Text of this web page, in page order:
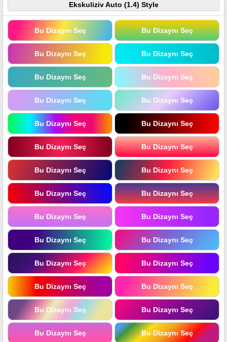
Ekskuliziv Auto (1.4) Style
Bu Dizaynı Seç Bu Dizaynı Seç
Bu Dizaynı Seç Bu Dizaynı Seç
Bu Dizaynı Seç Bu Dizaynı Seç
Bu Dizaynı Seç Bu Dizaynı Seç
Bu Dizaynı Seç Bu Dizaynı Seç
Bu Dizaynı Seç Bu Dizaynı Seç
Bu Dizaynı Seç Bu Dizaynı Seç
Bu Dizaynı Seç Bu Dizaynı Seç
Bu Dizaynı Seç Bu Dizaynı Seç
Bu Dizaynı Seç Bu Dizaynı Seç
Bu Dizaynı Seç Bu Dizaynı Seç
Bu Dizaynı Seç Bu Dizaynı Seç
Bu Dizaynı Seç Bu Dizaynı Seç
Bu Dizaynı Seç Bu Dizaynı Seç